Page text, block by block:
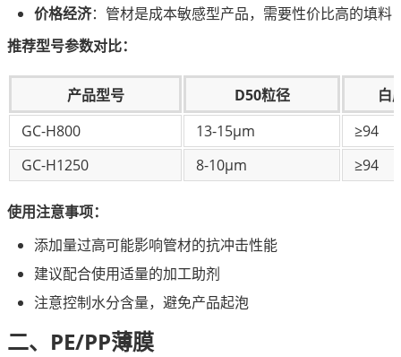
价格经济：管材是成本敏感型产品，需要性价比高的填料
推荐型号参数对比：
产品型号 D50粒径
白
GC-H800
13-15μm
≥94
GC-H1250
8-10μm ≥94
使用注意事项：
添加量过高可能影响管材的抗冲击性能
建议配合使用适量的加工助剂
注意控制水分含量，避免产品起泡
二、PE/PP薄膜